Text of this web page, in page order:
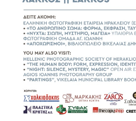
ΤΟΠΟΣ
ΔΗΜΟΣ
ΠΟΛΙΤΙΣΜΟΣ